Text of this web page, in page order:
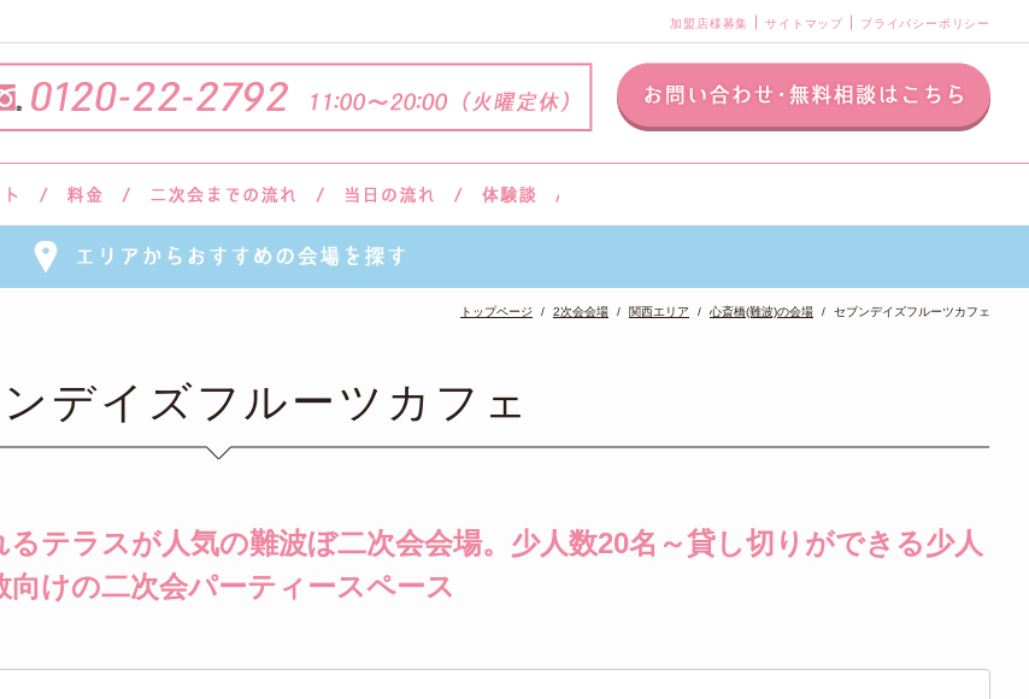
加盟店様募集 サイトマップ プライバシーポリシー
トップページ 2次会会場 関西エリア 心斎橋(難波)の会場 セブンデイズフルーツカフェ
デイズフルーツカフェ
テラスが人気の難波ぼ二次会会場。少人数20名～貸し切りができる少人
向けの二次会パーティースペース